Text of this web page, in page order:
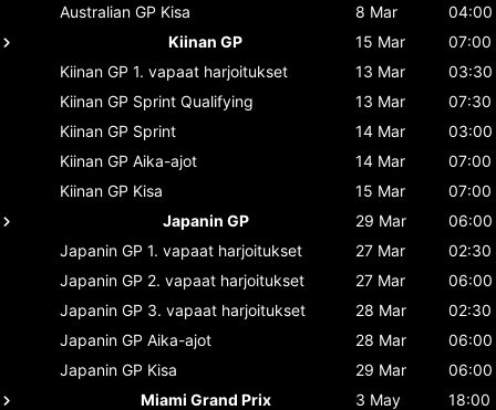
Australian GP Kisa 8 Mar
04:00
Kiinan GP
15 Mar
07:00
Kiinan GP 1. vapaat harjoitukset 13 Mar
03:30
Kiinan GP Sprint Qualifying 13 Mar
07:30
Kiinan GP Sprint 14 Mar
03:00
Kiinan GP Aika-ajot 14 Mar
07:00
Kiinan GP Kisa 15 Mar
07:00
Japanin GP
29 Mar
06:00
Japanin GP 1. vapaat harjoitukset 27 Mar
02:30
Japanin GP 2. vapaat harjoitukset 27 Mar
06:00
Japanin GP 3. vapaat harjoitukset 28 Mar
02:30
Japanin GP Aika-ajot 28 Mar
06:00
Japanin GP Kisa 29 Mar
06:00
Miami Grand Prix
3 May
18:00